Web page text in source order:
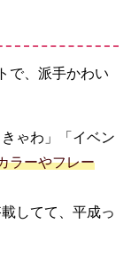
で、派手かわい
ゃわ」「イベン
ラーやフレー
してて、平成っ